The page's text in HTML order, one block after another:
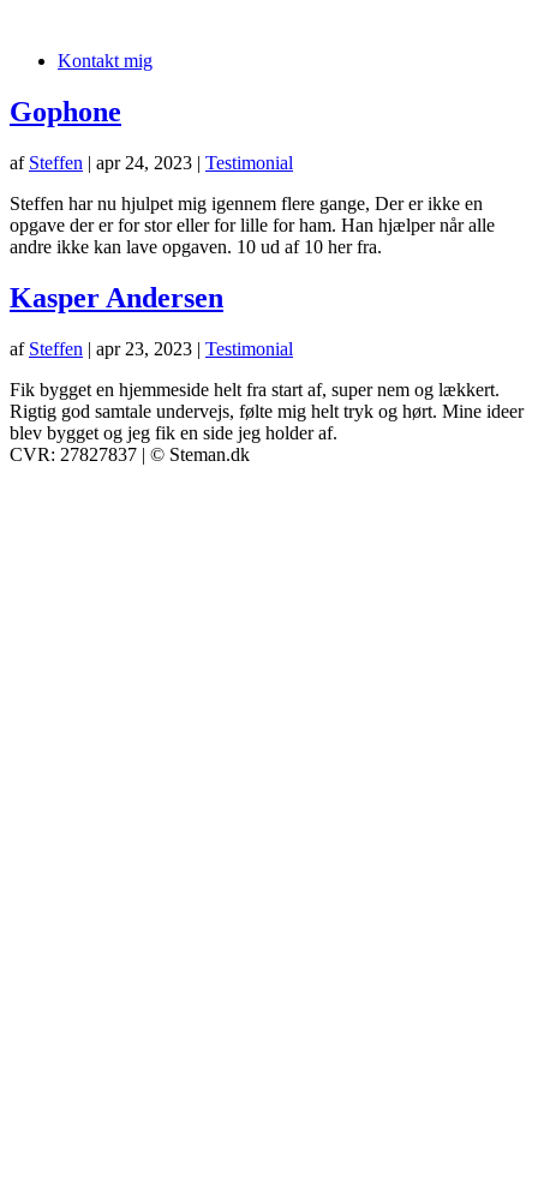
Kontakt mig
Gophone
af Steffen | apr 24, 2023 | Testimonial
Steffen har nu hjulpet mig igennem flere gange, Der er ikke en
opgave der er for stor eller for lille for ham. Han hjælper når alle
andre ikke kan lave opgaven. 10 ud af 10 her fra.
Kasper Andersen
af Steffen | apr 23, 2023 | Testimonial
Fik bygget en hjemmeside helt fra start af, super nem og lækkert.
Rigtig god samtale undervejs, følte mig helt tryk og hørt. Mine ideer
blev bygget og jeg fik en side jeg holder af.
CVR: 27827837 | © Steman.dk